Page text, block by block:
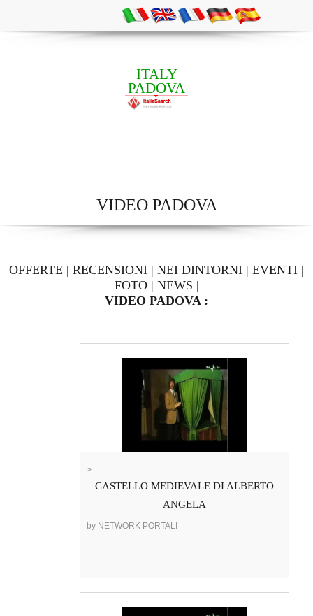
ITALY
PADOVA
VIDEO PADOVA
OFFERTE | RECENSIONI | NEI DINTORNI | EVENTI |
FOTO| NEWS |
VIDEO PADOVA :
>
CASTELLO MEDIEVALE DI ALBERTO
ANGELA
by NETWORK PORTALI